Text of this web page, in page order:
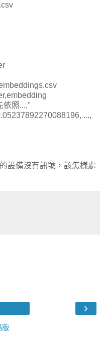
依照...,"
...,
設備沒有訊號，該怎樣處
›
版